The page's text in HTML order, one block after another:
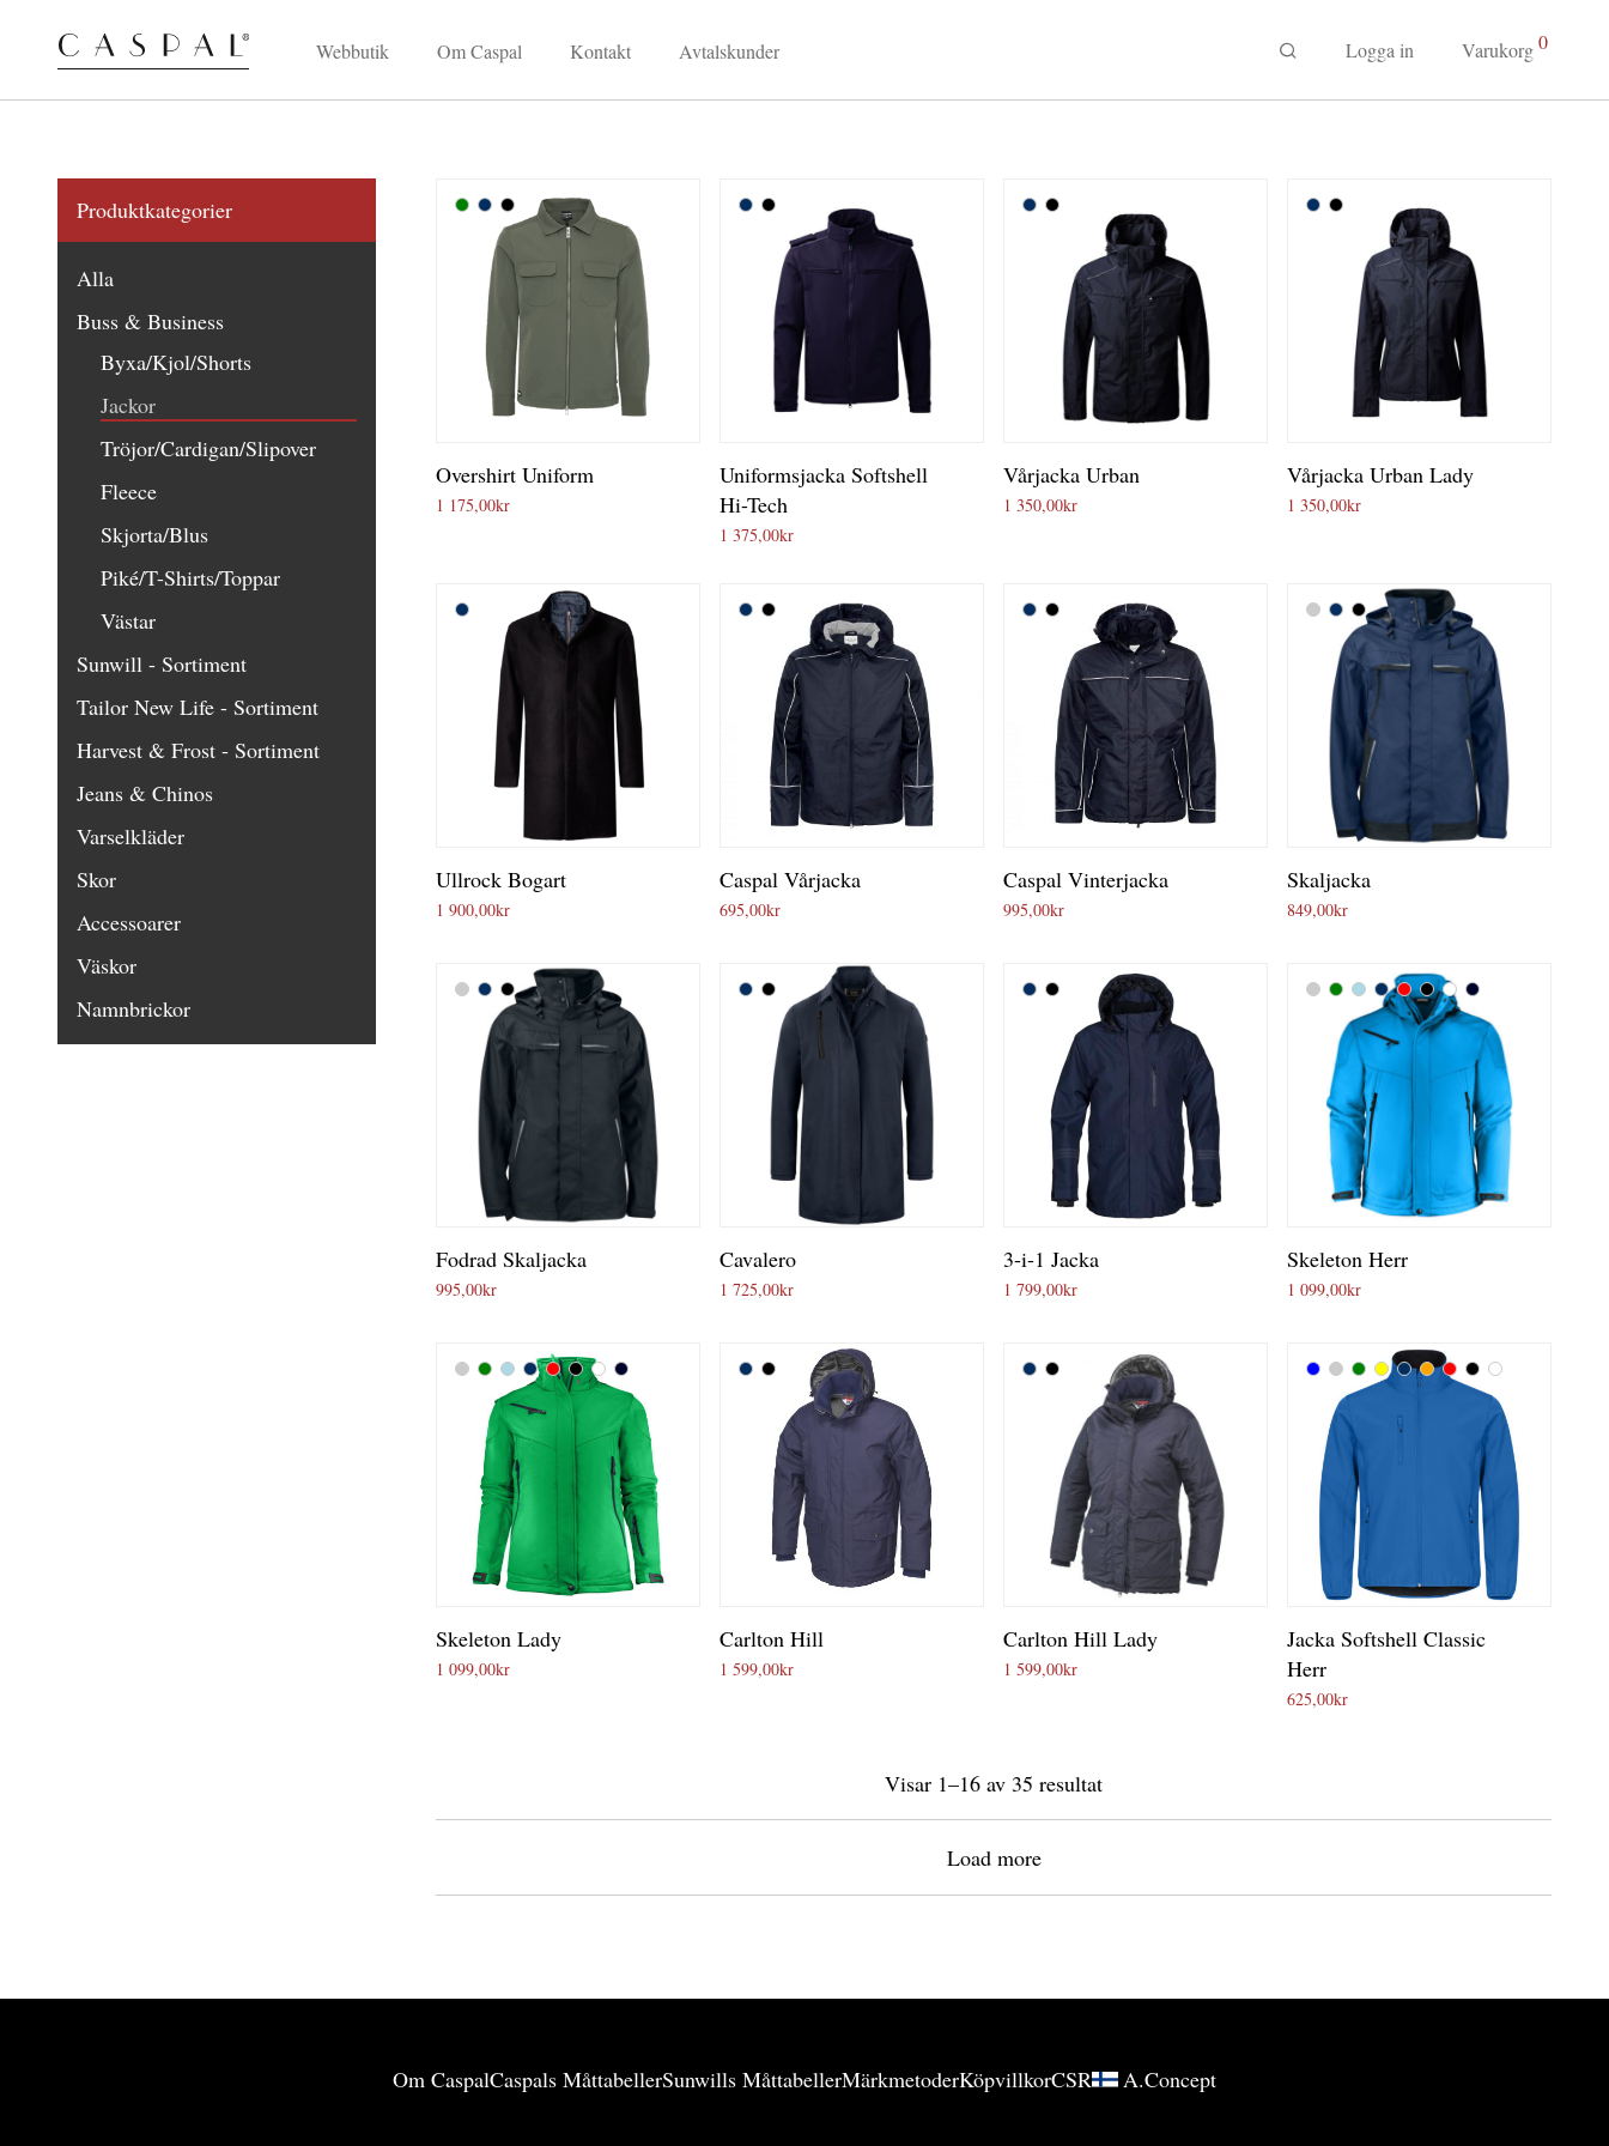
Webbutik Om Caspal Kontakt Avtalskunder Logga in Varukorg0
Produktkategorier
Alla
Buss & Business
Byxa/Kjol/Shorts
Jackor
Tröjor/Cardigan/Slipover
Fleece
Skjorta/Blus
Piké/T-Shirts/Toppar
Västar
Sunwill - Sortiment
Tailor New Life - Sortiment
Harvest & Frost - Sortiment
Jeans & Chinos
Varselkläder
Skor
Accessoarer
Väskor
Namnbrickor
Overshirt Uniform
1 175,00kr
Uniformsjacka Softshell
Hi-Tech
1 375,00kr
Vårjacka Urban
1 350,00kr
Vårjacka Urban Lady
1 350,00kr
Ullrock Bogart
1 900,00kr
Caspal Vårjacka
695,00kr
Caspal Vinterjacka
995,00kr
Skaljacka
849,00kr
Fodrad Skaljacka
995,00kr
Cavalero
1 725,00kr
3-i-1 Jacka
1 799,00kr
Skeleton Herr
1 099,00kr
Skeleton Lady
1 099,00kr
Carlton Hill
1 599,00kr
Carlton Hill Lady
1 599,00kr
Jacka Softshell Classic
Herr
625,00kr
Visar 1–16 av 35 resultat
Load more
Om CaspalCaspals MåttabellerSunwills MåttabellerMärkmetoderKöpvillkorCSR A.Concept